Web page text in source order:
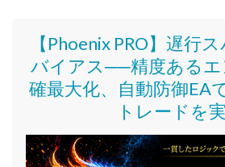
【Phoenix PRO】遅行
バイアス──精度ある
確最大化、自動防御EA
トレードを